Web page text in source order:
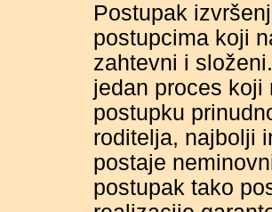
Postupak
postupcima koji
zahtevni i
jedan proces koji
postupku
roditelja, najbolji
postaje
postupak tako